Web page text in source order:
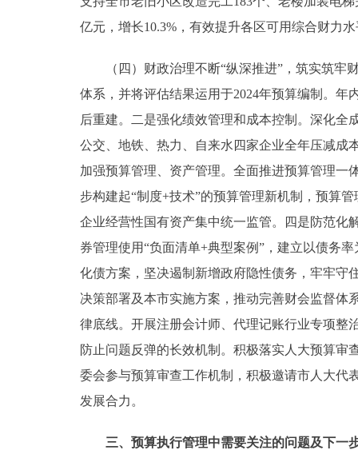
亿元，增长10.3%，有效提升各区可用综合财力
（四）财政治理不断“纵深推进”，筑实筑牢财
体系，并将评估结果运用于2024年预算编制。
后重建。二是强化绩效管理和成本控制。深化
公交、地铁、热力、自来水四家企业全年压减成
加强预算管理、资产管理。全面推进预算管理一
步构建起“制度+技术”的预算管理新机制，预算
企业经营性国有资产集中统一监管。四是防范化
券管理使用“负面清单+典型案例”，建立以债务
化债方案，坚决遏制新增政府隐性债务，牢牢守
决策部署及本市实施方案，推动完善财会监督体
律底线。开展注册会计师、代理记账行业专项整
防止问题反弹的长效机制。积极落实人大预算审
委会参与预算审查工作机制，积极邀请市人大代
发展合力。
三、预算执行管理中需要关注的问题及下一